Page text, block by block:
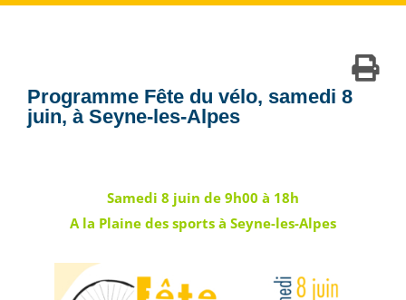
Programme Fête du vélo, samedi 8
juin, à Seyne-les-Alpes
Samedi 8 juin de 9h00 à 18h
A la Plaine des sports à Seyne-les-Alpes